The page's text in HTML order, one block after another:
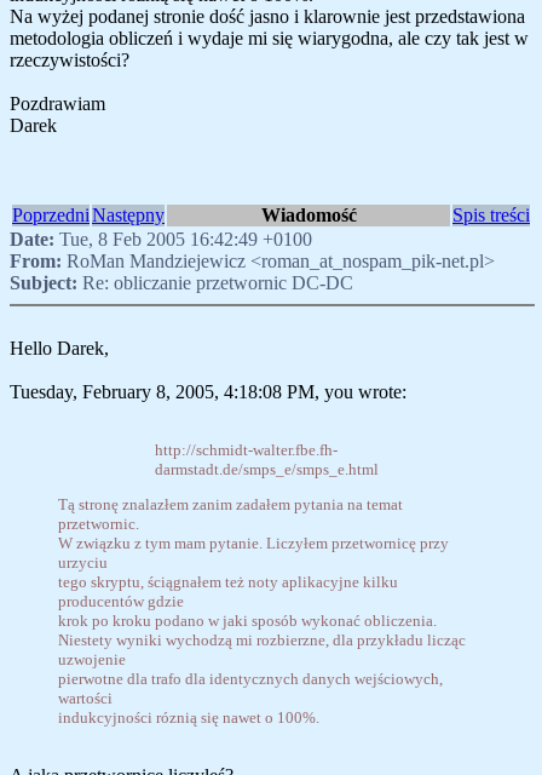
Na wyżej podanej stronie dość jasno i klarownie jest przedstawiona
metodologia obliczeń i wydaje mi się wiarygodna, ale czy tak jest w
rzeczywistości?
Pozdrawiam
Darek
PoprzedniNastępny Wiadomość
Spis treści
Date: Tue, 8 Feb 2005 16:42:49 +0100
From: RoMan Mandziejewicz <roman_at_nospam_pik-net.pl>
Subject: Re: obliczanie przetwornic DC-DC
Hello Darek,
Tuesday, February 8, 2005, 4:18:08 PM, you wrote:
http://schmidt-walter.fbe.fh-
darmstadt.de/smps_e/smps_e.html
Tą stronę znalazłem zanim zadałem pytania na temat
przetwornic.
W związku z tym mam pytanie. Liczyłem przetwornicę przy
urzyciu
tego skryptu, ściągnałem też noty aplikacyjne kilku
producentów gdzie
krok po kroku podano w jaki sposób wykonać obliczenia.
Niestety wyniki wychodzą mi rozbierzne, dla przykładu licząc
uzwojenie
pierwotne dla trafo dla identycznych danych wejściowych,
wartości
indukcyjności róznią się nawet o 100%.